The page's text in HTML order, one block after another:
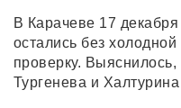
В Карачеве 17
остались без
проверку. Выяснилось,
Тургенева и